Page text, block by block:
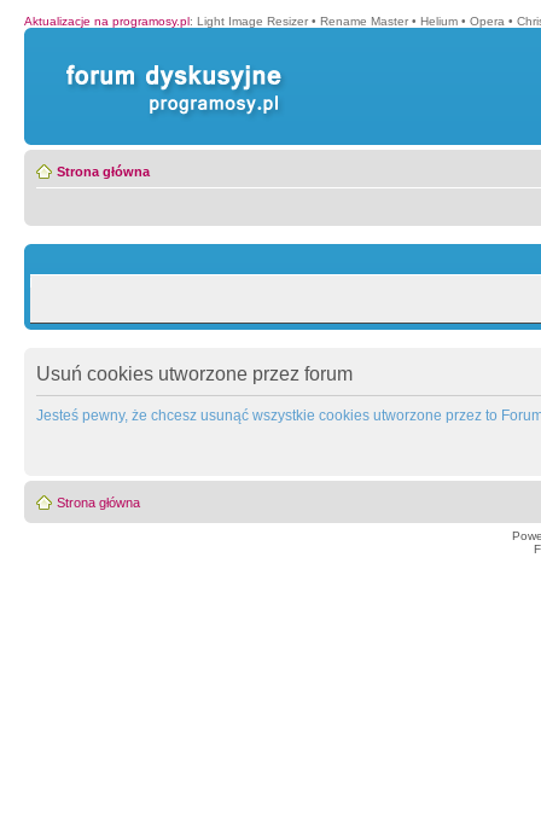
Aktualizacje na programosy.pl: Light Image Resizer • Rename Master • Helium • Opera •
Strona główna
Usuń cookies utworzone przez forum
Jesteś pewny, że chcesz usunąć wszystkie cookies utworzone przez to
Strona główna